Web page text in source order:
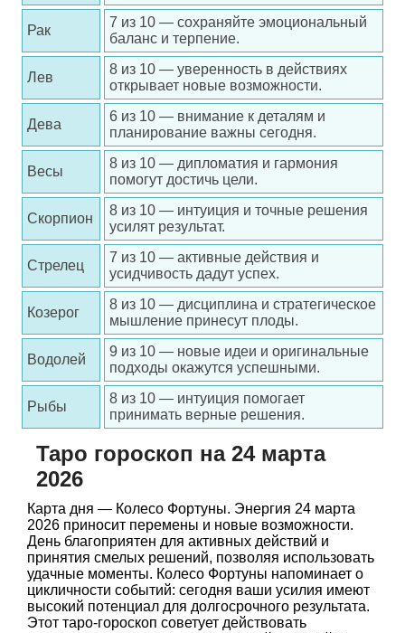
Рак
7 из 10 — сохраняйте эмоциональный
баланс и терпение.
Лев
8 из 10 — уверенность в действиях
открывает новые возможности.
Дева
6 из 10 — внимание к деталям и
планирование важны сегодня.
Весы
8 из 10 — дипломатия и гармония
помогут достичь цели.
Скорпион
8 из 10 — интуиция и точные решения
усилят результат.
Стрелец
7 из 10 — активные действия и
усидчивость дадут успех.
Козерог
8 из 10 — дисциплина и стратегическое
мышление принесут плоды.
Водолей
9 из 10 — новые идеи и оригинальные
подходы окажутся успешными.
Рыбы
8 из 10 — интуиция помогает
принимать верные решения.
Таро гороскоп на 24 марта
2026
Карта дня — Колесо Фортуны. Энергия 24 марта
2026 приносит перемены и новые возможности.
День благоприятен для активных действий и
принятия смелых решений, позволяя использовать
удачные моменты. Колесо Фортуны напоминает о
цикличности событий: сегодня ваши усилия имеют
высокий потенциал для долгосрочного результата.
Этот таро-гороскоп советует действовать